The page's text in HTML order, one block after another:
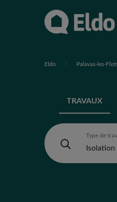
Eldo Palavas-les-
TRAVAUX
Type de